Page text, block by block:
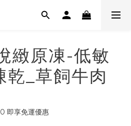
原凍-低敏
乾_草飼牛肉
即享免運優惠